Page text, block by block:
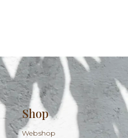
Shop
Webshop